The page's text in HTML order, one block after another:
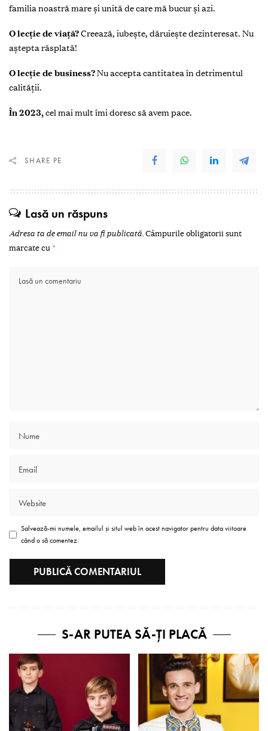
familia noastră mare și unită de care mă bucur și azi.
O lecție de viață?Creează, iubește, dăruiește dezinteresat. Nu
aștepta răsplată!
O lecție de business?Nu accepta cantitatea în detrimentul
calității.
În 2023,cel mai mult îmi doresc să avem pace.
SHARE PE
Lasă un răspuns
Adresa ta de email nu va fi publicată.Câmpurile obligatorii sunt
marcate cu *
Salvează-mi numele, emailul și situl web în acest navigator pentru data viitoare
când o să comentez.
S-AR PUTEA SĂ-ȚI PLACĂ